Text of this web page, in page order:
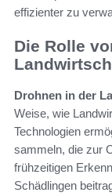
effizienter zu
Die Rolle
Drohnen in der
Weise, wie
Technologien
sammeln, die zur
frühzeitigen
Schädlingen